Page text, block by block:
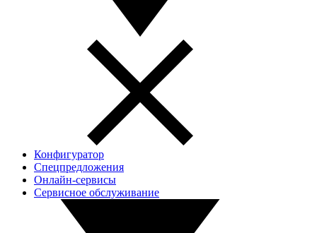
Конфигуратор
Спецпредложения
Онлайн-сервисы
Сервисное обслуживание